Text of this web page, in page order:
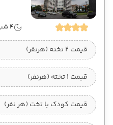
4 شب
قیمت 2 تخته (هرنفر)
قیمت 1 تخته (هرنفر)
قیمت کودک با تخت (هر نفر)